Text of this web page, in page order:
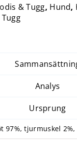
& Tugg, Hund,
Tugg
Analys
Ursprung
97%, tjurmuskel 2%,